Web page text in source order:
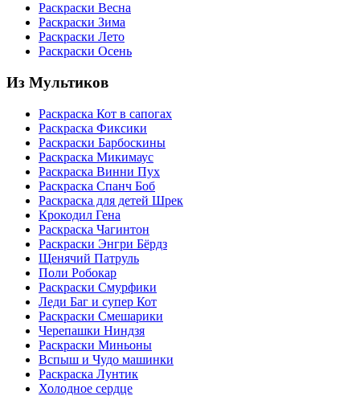
Раскраски Весна
Раскраски Зима
Раскраски Лето
Раскраски Осень
Из Мультиков
Раскраска Кот в сапогах
Раскраска Фиксики
Раскраски Барбоскины
Раскраска Микимаус
Раскраска Винни Пух
Раскраска Спанч Боб
Раскраска для детей Шрек
Крокодил Гена
Раскраска Чагинтон
Раскраски Энгри Бёрдз
Щенячий Патруль
Поли Робокар
Раскраски Смурфики
Леди Баг и супер Кот
Раскраски Смешарики
Черепашки Ниндзя
Раскраски Миньоны
Вспыш и Чудо машинки
Раскраска Лунтик
Холодное сердце